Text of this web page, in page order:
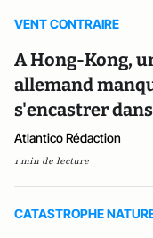
VENT CONTRAIRE
A Hong-Kong,
allemand
s'encastrer
Atlantico Rédaction
1 min de lecture
CATASTROPHE